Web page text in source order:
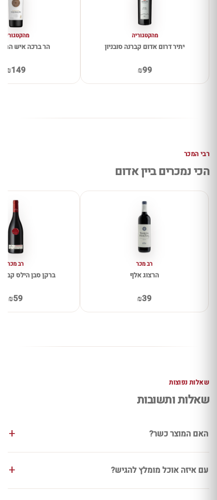
מהקטגוריה
יתיר דרום אדום קברנה סובניון
₪99
מהקטגוריה
הר ברכה איש
₪149
רבי המכר
הכי נמכרים ביין אדום
רב מכר
הרצוג אלף
₪39
רב מכר
ברקן סבן הילס
₪59
שאלות נפוצות
שאלות ותשובות
האם המוצר כשר?
עם איזה אוכל מומלץ להגיש?